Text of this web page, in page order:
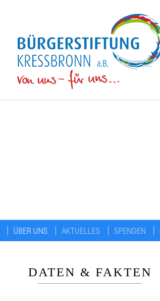
ÜBER UNS AKTUELLES SPENDEN
DATEN & FAKTEN